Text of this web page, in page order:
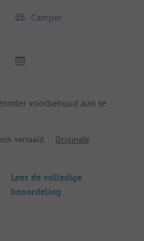
Camper
voorbehoud aan te
moderne sanitaire
personeel. Openbaar
metropool Berlijn! Altijd
vertaald.
Originele
Lees de volledige
beoordeling